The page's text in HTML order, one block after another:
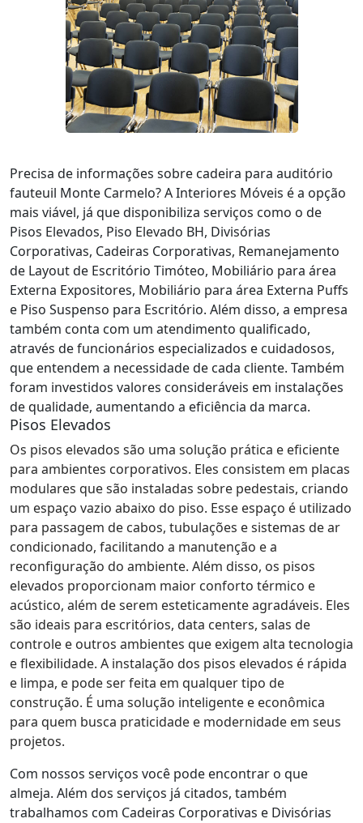
Precisa de informações sobre cadeira para auditório
fauteuil Monte Carmelo? A Interiores Móveis é a opção
mais viável, já que disponibiliza serviços como o de
Pisos Elevados, Piso Elevado BH, Divisórias
Corporativas, Cadeiras Corporativas, Remanejamento
de Layout de Escritório Timóteo, Mobiliário para área
Externa Expositores, Mobiliário para área Externa Puffs
e Piso Suspenso para Escritório. Além disso, a empresa
também conta com um atendimento qualificado,
através de funcionários especializados e cuidadosos,
que entendem a necessidade de cada cliente. Também
foram investidos valores consideráveis em instalações
de qualidade, aumentando a eficiência da marca.
Pisos Elevados
Os pisos elevados são uma solução prática e eficiente
para ambientes corporativos. Eles consistem em placas
modulares que são instaladas sobre pedestais, criando
um espaço vazio abaixo do piso. Esse espaço é utilizado
para passagem de cabos, tubulações e sistemas de ar
condicionado, facilitando a manutenção e a
reconfiguração do ambiente. Além disso, os pisos
elevados proporcionam maior conforto térmico e
acústico, além de serem esteticamente agradáveis. Eles
são ideais para escritórios, data centers, salas de
controle e outros ambientes que exigem alta tecnologia
e flexibilidade. A instalação dos pisos elevados é rápida
e limpa, e pode ser feita em qualquer tipo de
construção. É uma solução inteligente e econômica
para quem busca praticidade e modernidade em seus
projetos.
Com nossos serviços você pode encontrar o que
almeja. Além dos serviços já citados, também
trabalhamos com Cadeiras Corporativas e Divisórias